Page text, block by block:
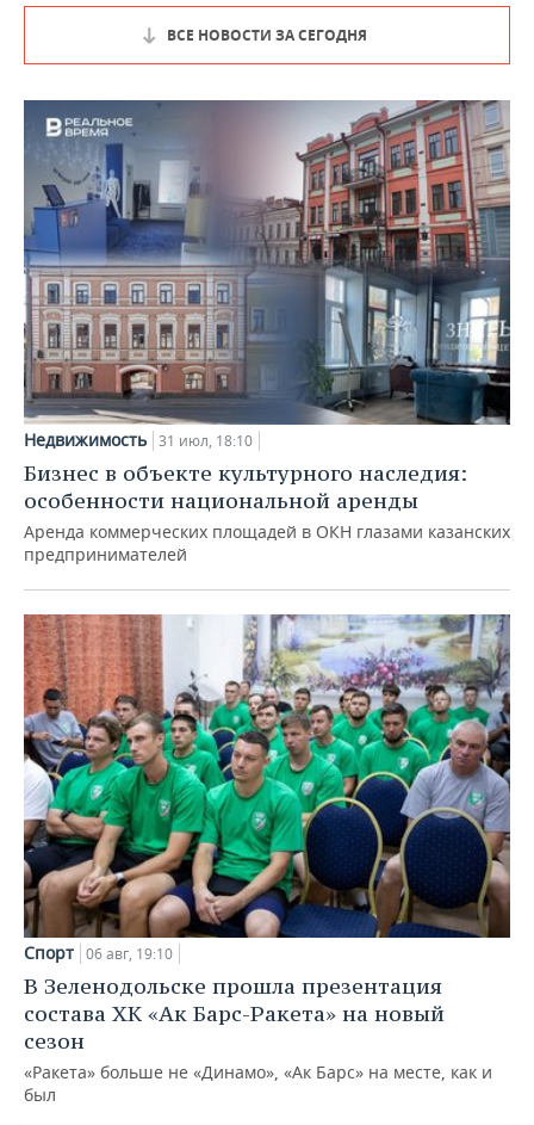
ВСЕ НОВОСТИ ЗА СЕГОДНЯ
Недвижимость 31 июл, 18:10
Бизнес в объекте культурного наследия:
особенности национальной аренды
Аренда коммерческих площадей в ОКН глазами казанских
предпринимателей
Спорт 06 авг, 19:10
В Зеленодольске прошла презентация
состава ХК «Ак Барс-Ракета» на новый
сезон
«Ракета» больше не «Динамо», «Ак Барс» на месте, как и
был